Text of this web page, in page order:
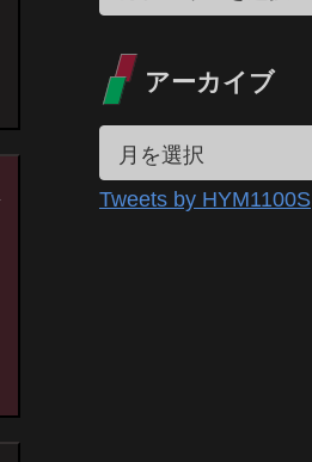
アーカイブ
Tweets by HYM1100S